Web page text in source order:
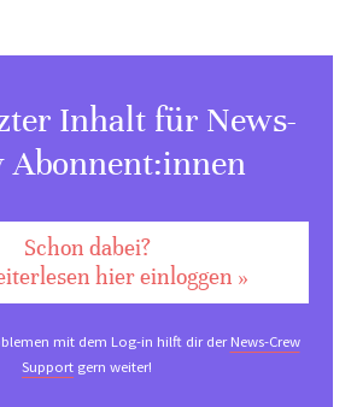
Inhalt für News-
Abonnent:innen
Schon dabei?
hier einloggen »
mit dem Log-in hilft dir derNews-Crew
Support gern weiter!